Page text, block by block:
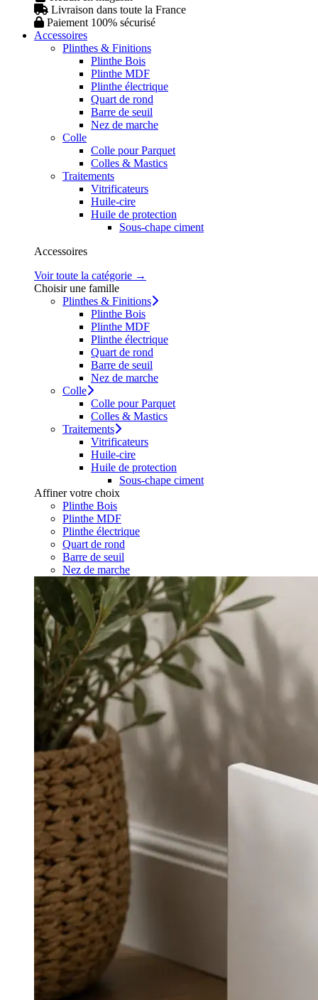
Livraison dans toute la France
Paiement 100% sécurisé
Accessoires
Plinthes & Finitions
Plinthe Bois
Plinthe MDF
Plinthe électrique
Quart de rond
Barre de seuil
Nez de marche
Colle
Colle pour Parquet
Colles & Mastics
Traitements
Vitrificateurs
Huile-cire
Huile de protection
Sous-chape ciment
Accessoires
Voir toute la catégorie →
Choisir une famille
Plinthes & Finitions
Plinthe Bois
Plinthe MDF
Plinthe électrique
Quart de rond
Barre de seuil
Nez de marche
Colle
Colle pour Parquet
Colles & Mastics
Traitements
Vitrificateurs
Huile-cire
Huile de protection
Sous-chape ciment
Affiner votre choix
Plinthe Bois
Plinthe MDF
Plinthe électrique
Quart de rond
Barre de seuil
Nez de marche